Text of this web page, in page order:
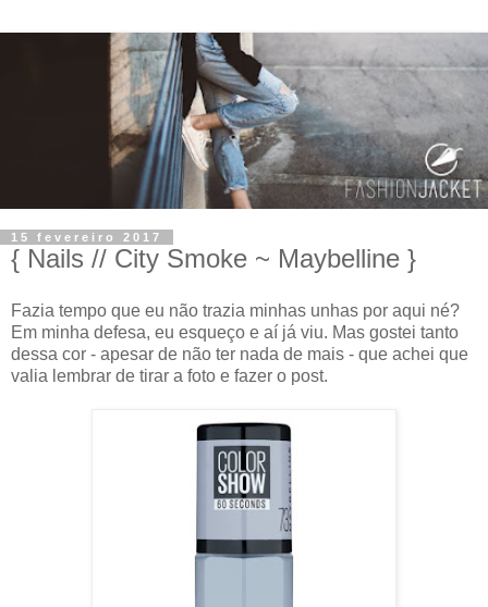
15 fevereiro 2017
{ Nails // City Smoke ~ Maybelline }
Fazia tempo que eu não trazia minhas unhas por aqui né?
Em minha defesa, eu esqueço e aí já viu. Mas gostei tanto
dessa cor - apesar de não ter nada de mais - que achei que
valia lembrar de tirar a foto e fazer o post.